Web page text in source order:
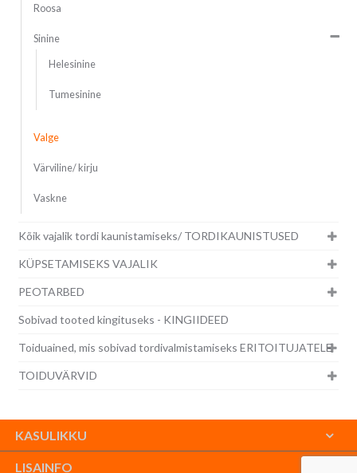
Roosa
Sinine
Helesinine
Tumesinine
Valge
Värviline/ kirju
Vaskne
Kõik vajalik tordi kaunistamiseks/ TORDIKAUNISTUSED
KÜPSETAMISEKS VAJALIK
PEOTARBED
Sobivad tooted kingituseks - KINGIIDEED
Toiduained, mis sobivad tordivalmistamiseks ERITOITUJATELE
TOIDUVÄRVID
KASULIKKU
LISAINFO